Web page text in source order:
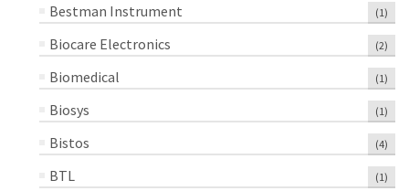
Bestman Instrument (1)
Biocare Electronics (2)
Biomedical (1)
Biosys (1)
Bistos (4)
BTL (1)